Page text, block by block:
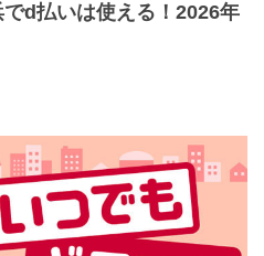
d払いは使える！2026年